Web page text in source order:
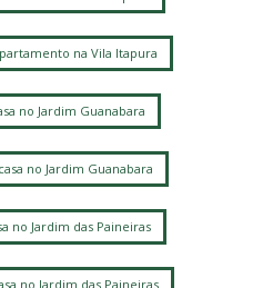
na Vila Itapura
no Jardim Guanabara
no Jardim Guanabara
no Jardim das Paineiras
no Jardim das Paineiras